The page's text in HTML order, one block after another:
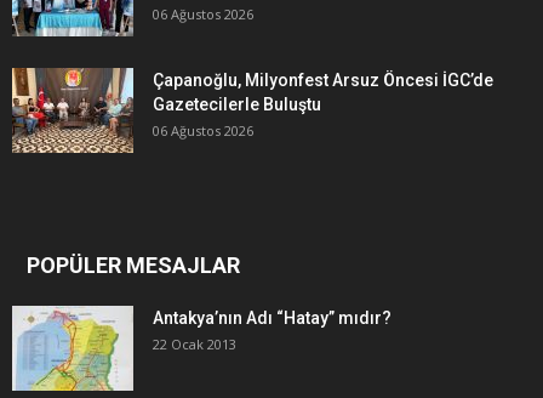
06 Ağustos 2026
Çapanoğlu, Milyonfest Arsuz Öncesi İGC’de
Gazetecilerle Buluştu
06 Ağustos 2026
POPÜLER MESAJLAR
Antakya’nın Adı “Hatay” mıdır?
22 Ocak 2013